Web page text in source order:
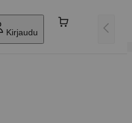
Kirjaudu